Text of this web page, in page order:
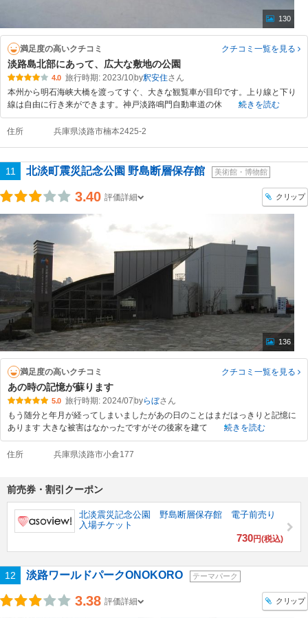
130
満足度の高いクチコミ クチコミ一覧を見る
淡路島北部にあって、広大な敷地の公園
4.0 旅行時期: 2023/10by釈安住
本州から明石海峡大橋を渡ってすぐ、大きな観覧車が目印です。上り線と下り
線は自由に行き来ができます。神戸淡路鳴門自動車道の休
続きを読む
住所 兵庫県淡路市楠本2425-2
11 北淡町震災記念公園 野島断層保存館 美術館・博物館
3.40 評価詳細 クリップ
136
満足度の高いクチコミ クチコミ一覧を見る
あの時の記憶が蘇ります
5.0 旅行時期: 2024/07 byらぼ
もう随分と年月が経ってしまいましたがあの日のことはまだはっきりと記憶に
あります 大きな被害はなかったですがその後家を建て
続きを読む
住所 兵庫県淡路市小倉177
前売券・割引クーポン
北淡震災記念公園 野島断層保存館 電子前売り
入場チケット
730円(税込)
12 淡路ワールドパークONOKORO テーマパーク
3.38 評価詳細 クリップ